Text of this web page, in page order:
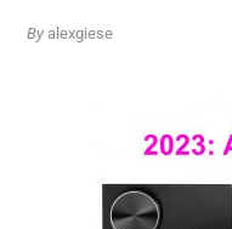
Byalexgiese